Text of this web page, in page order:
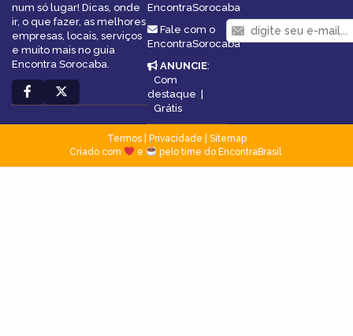
num só lugar! Dicas, onde
ir, o que fazer, as melhores
empresas, locais, serviços
e muito mais no guia
Encontra Sorocaba.
EncontraSorocaba
Fale com o
EncontraSorocaba
ANUNCIE:
Com
destaque |
Grátis
Termos| Privacidade
Sitemap
Criado com
e pelo time do EncontraBrasil